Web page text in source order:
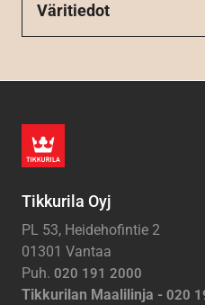
Väritiedot
Tikkurila Oyj
PL 53, Heidehofintie 2
01301 Vantaa
Puh. 020 191 2000
Tikkurilan Maalilinja - 020